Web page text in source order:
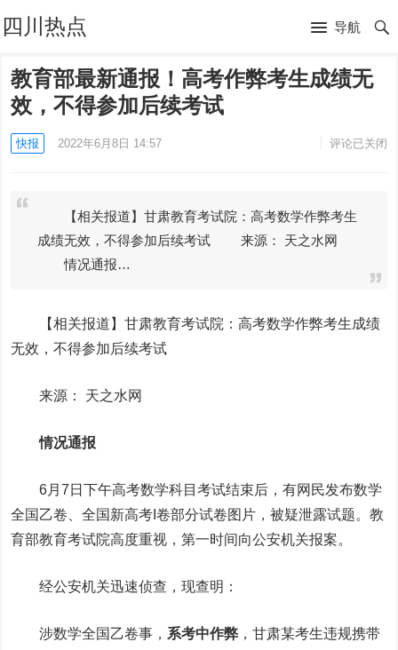
四川热点 导航
教育部最新通报！高考作弊考生成绩无
效，不得参加后续考试
快报 2022年6月8日 14:57 评论已关闭
【相关报道】甘肃教育考试院：高考数学作弊考生
成绩无效，不得参加后续考试 来源： 天之水网
情况通报…
【相关报道】甘肃教育考试院：高考数学作弊考生成绩
无效，不得参加后续考试
来源： 天之水网
情况通报
6月7日下午高考数学科目考试结束后，有网民发布数学
全国乙卷、全国新高考I卷部分试卷图片，被疑泄露试题。教
育部教育考试院高度重视，第一时间向公安机关报案。
经公安机关迅速侦查，现查明：
涉数学全国乙卷事， 系考中作弊 ，甘肃某考生违规携带